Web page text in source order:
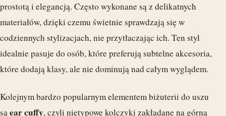
prostotą i elegancją. Często wykonane są z delikatnych
materiałów, dzięki czemu świetnie sprawdzają się w
codziennych stylizacjach, nie przytłaczając ich. Ten styl
idealnie pasuje do osób, które preferują subtelne akcesoria,
które dodają klasy, ale nie dominują nad całym wyglądem.
Kolejnym bardzo popularnym elementem biżuterii do uszu
sąear cuffy, czyli nietypowe kolczyki zakładane na górną